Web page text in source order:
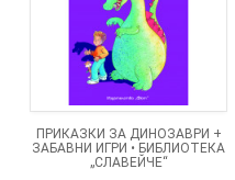
ПРИКАЗКИ ЗА ДИНОЗАВРИ +
ЗАБАВНИ ИГРИ • БИБЛИОТЕКА
„СЛАВЕЙЧЕ“